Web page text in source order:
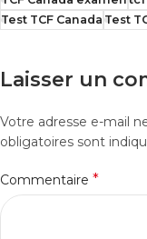
Test TCF Canada Test
Laisser un
Votre adresse e-mail
obligatoires sont
Commentaire *